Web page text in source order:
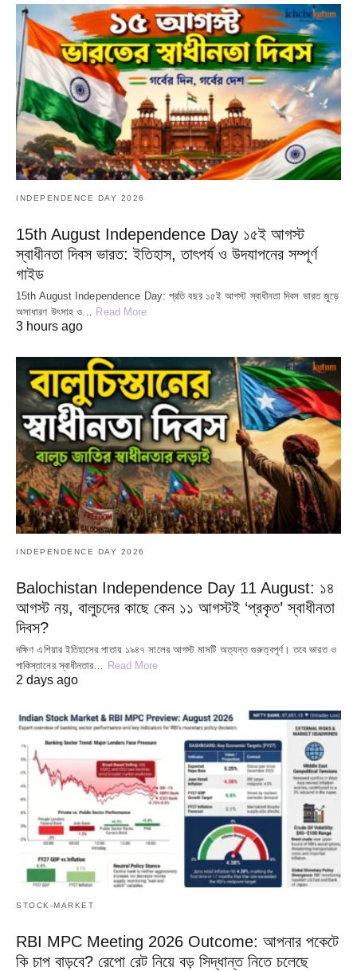
INDEPENDENCE DAY 2026
15th August Independence Day ১৫ই আগস্ট
স্বাধীনতা দিবস ভারত: ইতিহাস, তাৎপর্য ও উদযাপনের সম্পূর্ণ
গাইড
15th August Independence Day: প্রতি বছর ১৫ই আগস্ট স্বাধীনতা দিবস ভারত জুড়ে
অসাধারণ উৎসাহ ও… Read More
3 hours ago
INDEPENDENCE DAY 2026
Balochistan Independence Day 11 August: ১৪
আগস্ট নয়, বালুচদের কাছে কেন ১১ আগস্টই ‘প্রকৃত’ স্বাধীনতা
দিবস?
দক্ষিণ এশিয়ার ইতিহাসের পাতায় ১৯৪৭ সালের আগস্ট মাসটি অত্যন্ত গুরুত্বপূর্ণ। তবে ভারত ও
পাকিস্তানের স্বাধীনতার…
Read More
2 days ago
STOCK-MARKET
RBI MPC Meeting 2026 Outcome: আপনার পকেটে
কি চাপ বাড়বে? রেপো রেট নিয়ে বড় সিদ্ধান্ত নিতে চলেছে